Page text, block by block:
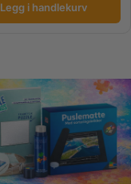
Legg i handlekurv